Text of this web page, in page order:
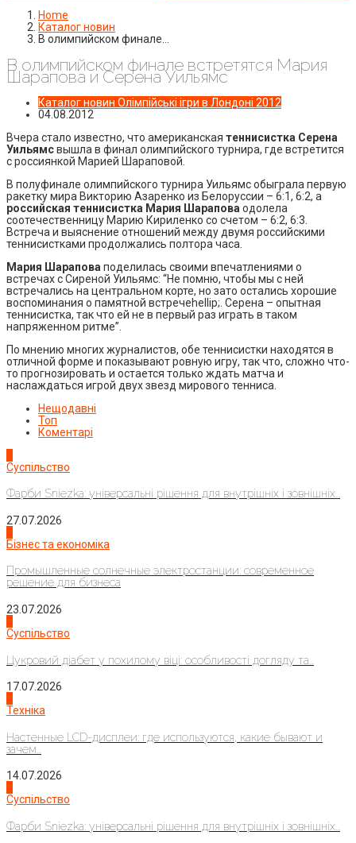
Home
Каталог новин
В олимпийском финале…
В олимпийском финале встретятся Мария
Шарапова и Серена Уильямс
Каталог новин Олімпійські ігри в Лондоні 2012
04.08.2012
Вчера стало известно, что американская теннисистка Серена
Уильямсвышла в финал олимпийского турнира, где встретится
с россиянкой Марией Шараповой.
В полуфинале олимпийского турнира Уильямс обыграла первую
ракетку мира Викторию Азаренко из Белоруссии – 6:1, 6:2, а
российская теннисистка Мария Шарапова одолела
соотечественницу Марию Кириленко со счетом – 6:2, 6:3.
Встреча и выяснение отношений между двумя российскими
теннисистками продолжались полтора часа.
Мария Шарапова поделилась своими впечатлениями о
встречах с Сиреной Уильямс: “Не помню, чтобы мы с ней
встречались на центральном корте, но зато остались хорошие
воспоминания о памятной встречеhellip;. Серена – опытная
теннисистка, так что ей не в первый раз играть в таком
напряженном ритме”.
По мнению многих журналистов, обе теннисистки находятся в
отличной форме и показывают ровную игру, так что, сложно что-
то прогнозировать и остается только ждать матча и
наслаждаться игрой двух звезд мирового тенниса.
Нещодавні
Топ
Коментарі
Суспільство
Фарби Sniezka: універсальні рішення для внутрішніх і зовнішніх...
27.07.2026
Бізнес та економіка
Промышленные солнечные электростанции: современное
решение для бизнеса
23.07.2026
Суспільство
Цукровий діабет у похилому віці: особливості догляду та...
17.07.2026
Техніка
Настенные LCD-дисплеи: где используются, какие бывают и
зачем...
14.07.2026
Суспільство
Фарби Sniezka: універсальні рішення для внутрішніх і зовнішніх...